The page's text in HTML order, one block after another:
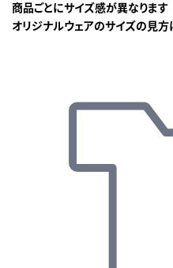
商品ごとにサイズ感が異なります
オリジナルウェアのサイズの見方